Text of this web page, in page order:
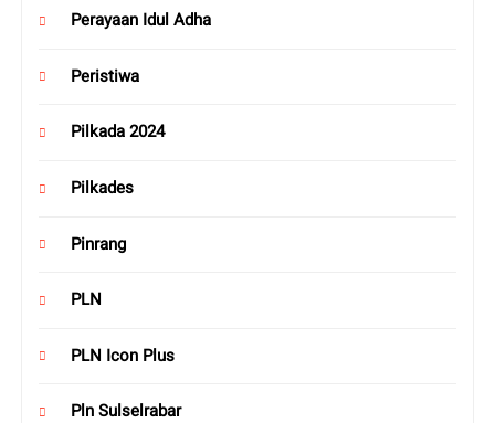
Perayaan Idul Adha
Peristiwa
Pilkada 2024
Pilkades
Pinrang
PLN
PLN Icon Plus
Pln Sulselrabar